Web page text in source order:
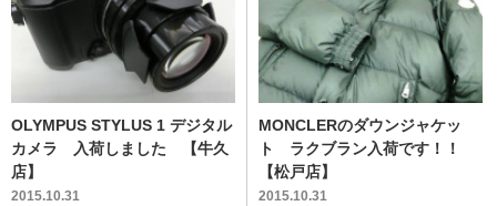
OLYMPUS STYLUS 1 デジタル
カメラ 入荷しました 【牛久
店】
2015.10.31
MONCLERのダウンジャケッ
ト ラクブラン入荷です！！
【松戸店】
2015.10.31